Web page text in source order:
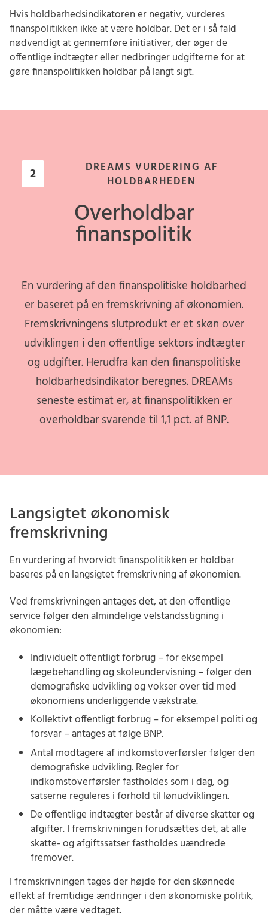
Hvis holdbarhedsindikatoren er negativ, vurderes
finanspolitikken ikke at være holdbar. Det er i så fald
nødvendigt at gennemføre initiativer, der øger de
offentlige indtægter eller nedbringer udgifterne for at
gøre finanspolitikken holdbar på langt sigt.
2
DREAMS VURDERING AF
HOLDBARHEDEN
Overholdbar
finanspolitik
En vurdering af den finanspolitiske holdbarhed
er baseret på en fremskrivning af økonomien.
Fremskrivningens slutprodukt er et skøn over
udviklingen i den offentlige sektors indtægter
og udgifter. Herudfra kan den finanspolitiske
holdbarhedsindikator beregnes. DREAMs
seneste estimat er, at finanspolitikken er
overholdbar svarende til 1,1 pct. af BNP.
Langsigtet økonomisk
fremskrivning
En vurdering af hvorvidt finanspolitikken er holdbar
baseres på en langsigtet fremskrivning af økonomien.
Ved fremskrivningen antages det, at den offentlige
service følger den almindelige velstandsstigning i
økonomien:
Individuelt offentligt forbrug – for eksempel
lægebehandling og skoleundervisning – følger den
demografiske udvikling og vokser over tid med
økonomiens underliggende vækstrate.
Kollektivt offentligt forbrug – for eksempel politi og
forsvar – antages at følge BNP.
Antal modtagere af indkomstoverførsler følger den
demografiske udvikling. Regler for
indkomstoverførsler fastholdes som i dag, og
satserne reguleres i forhold til lønudviklingen.
De offentlige indtægter består af diverse skatter og
afgifter. I fremskrivningen forudsættes det, at alle
skatte- og afgiftssatser fastholdes uændrede
fremover.
I fremskrivningen tages der højde for den skønnede
effekt af fremtidige ændringer i den økonomiske politik,
der måtte være vedtaget.